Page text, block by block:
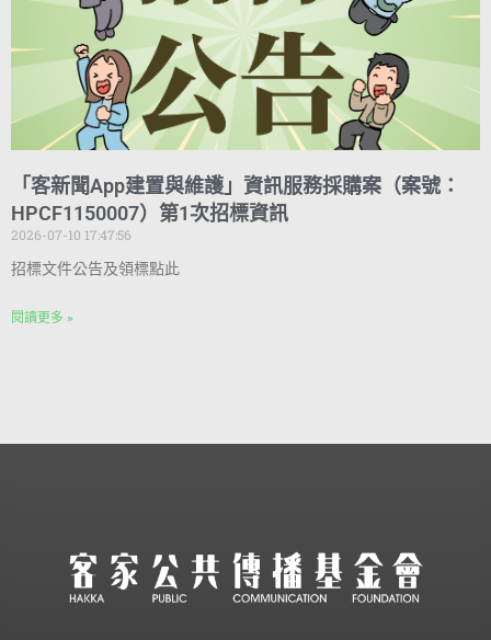
「客新聞App建置與維護」資訊服務採購案（案號：
HPCF1150007）第1次招標資訊
2026-07-10 17:47:56
招標文件公告及領標點此
閱讀更多 »